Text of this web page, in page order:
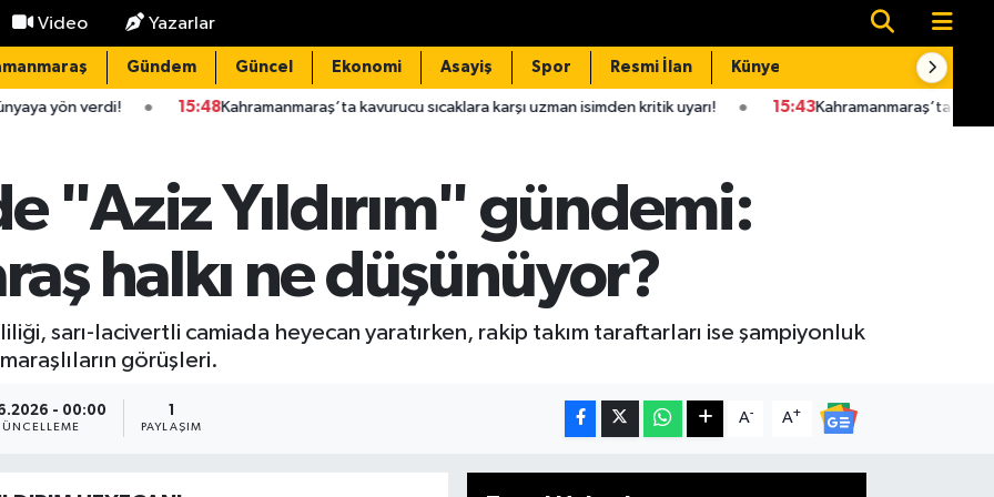
Video Yazarlar
Gündem Güncel Ekonomi Asayiş Spor Resmi İlan Künye
15:48 Kahramanmaraş’ta kavurucu sıcaklara karşı uzman isimden kritik uyarı! 15:43 Kahramanmaraş’ta sağlıkta devrim
"Aziz Yıldırım" gündemi:
halkı ne düşünüyor?
sarı-lacivertli camiada heyecan yaratırken, rakip takım taraftarları ise şampiyonluk
görüşleri.
- 00:00 1
PAYLAŞIM
A- A+